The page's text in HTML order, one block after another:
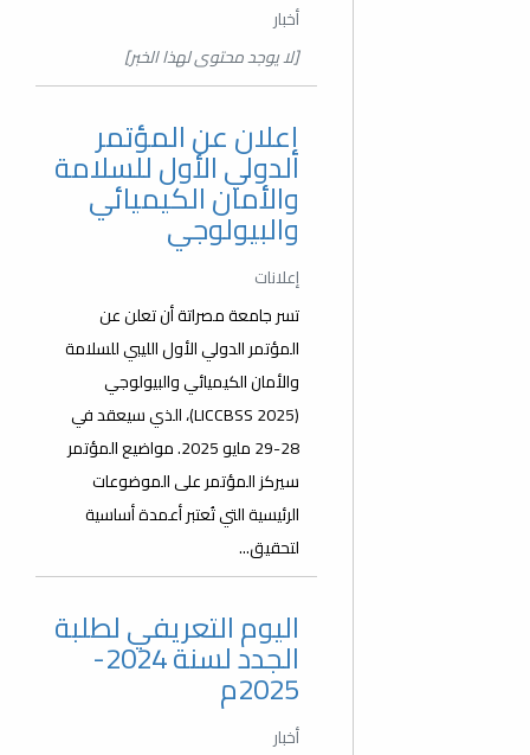
أخبار
[لا يوجد محتوى لهذا الخبر]
إعلان عن المؤتمر
الدولي الأول للسلامة
والأمان الكيميائي
والبيولوجي
إعلانات
تسر جامعة مصراتة أن تعلن عن
المؤتمر الدولي الأول الليبي للسلامة
والأمان الكيميائي والبيولوجي
(LICCBSS 2025)، الذي سيعقد في
28-29 مايو 2025. مواضيع المؤتمر
سيركز المؤتمر على الموضوعات
الرئيسية التي تُعتبر أعمدة أساسية
لتحقيق...
اليوم التعريفي لطلبة
الجدد لسنة 2024-
2025م
أخبار